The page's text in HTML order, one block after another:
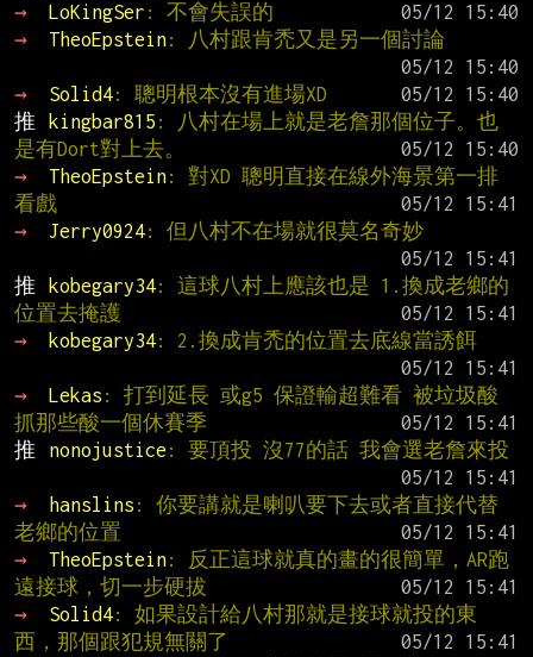
→
LoKingSer : 不會失誤的
→
TheoEpstein: 八村跟肯禿又是另一個討論
→
Solid4: 聰明根本沒有進場XD
推
kingbar815 : 八村在場上就是老詹那個位子。也
是有Dort對上去。
→
TheoEpstein: 對XD 聰明直接在線外海景第一排
看戲
→
Jerry0924: 但八村不在場就很莫名奇妙
推
kobegary34: 這球八村上應該也是 1.換成老鄉的
位置去掩護
→
kobegary34: 2.換成肯禿的位置去底線當誘餌
→
Lekas : 打到延長 或g5 保證輸超難看 被垃圾酸
抓那些酸一個休賽季
推
nonojustice : 要頂投 沒77的話 我會選老詹來投
→
hanslins : 你要講就是喇叭要下去或者直接代替
老鄉的位置
→
TheoEpstein: 反正這球就真的畫的很簡單，AR跑
遠接球，切一步硬拔
→
Solid4: 如果設計給八村那就是接球就投的東
西，那個跟犯規無關了